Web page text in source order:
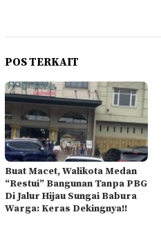
POS TERKAIT
Buat Macet, Walikota Medan
“Restui” Bangunan Tanpa PBG
Di Jalur Hijau Sungai Babura
Warga: Keras Dekingnya!!